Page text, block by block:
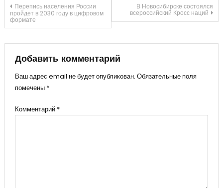
Навигация
по
записям
Перепись населения России
пройдет в 2030 году в цифровом
формате
В Новосибирске состоялся
всероссийский Кросс наций
Добавить комментарий
Ваш адрес email не будет опубликован. Обязательные поля
помечены *
Комментарий *